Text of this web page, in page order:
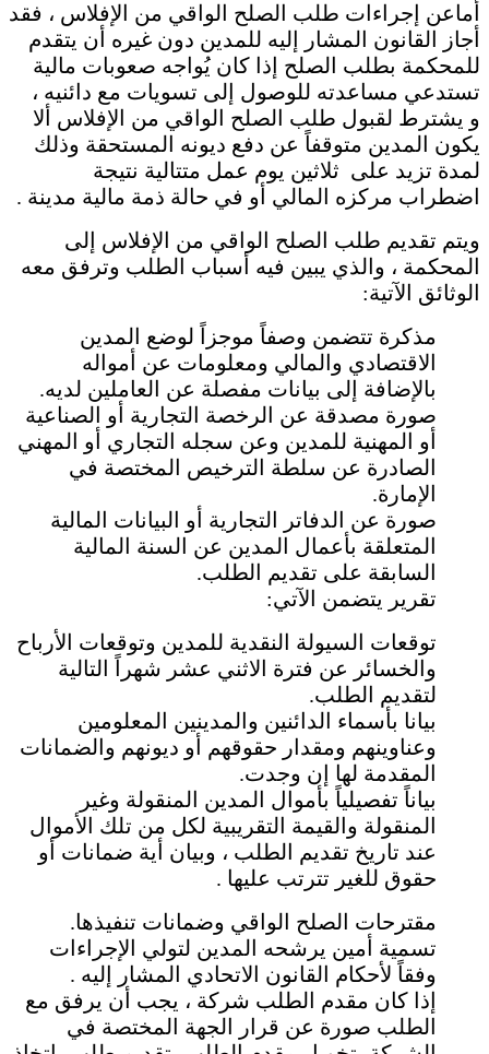
أماعن إجراءات طلب الصلح الواقي من الإفلاس ، فقد
أجاز القانون المشار إليه للمدين دون غيره أن يتقدم
للمحكمة بطلب الصلح إذا كان يُواجه صعوبات مالية
تستدعي مساعدته للوصول إلى تسويات مع دائنيه ،
و يشترط لقبول طلب الصلح الواقي من الإفلاس ألا
يكون المدين متوقفاً عن دفع ديونه المستحقة وذلك
لمدة تزيد على ثلاثين يوم عمل متتالية نتيجة
اضطراب مركزه المالي أو في حالة ذمة مالية مدينة .
ويتم تقديم طلب الصلح الواقي من الإفلاس إلى
المحكمة ، والذي يبين فيه أسباب الطلب وترفق معه
الوثائق الآتية:
مذكرة تتضمن وصفاً موجزاً لوضع المدين
الاقتصادي والمالي ومعلومات عن أمواله
بالإضافة إلى بيانات مفصلة عن العاملين لديه.
صورة مصدقة عن الرخصة التجارية أو الصناعية
أو المهنية للمدين وعن سجله التجاري أو المهني
الصادرة عن سلطة الترخيص المختصة في
الإمارة.
صورة عن الدفاتر التجارية أو البيانات المالية
المتعلقة بأعمال المدين عن السنة المالية
السابقة على تقديم الطلب.
تقرير يتضمن الآتي:
توقعات السيولة النقدية للمدين وتوقعات الأرباح
والخسائر عن فترة الاثني عشر شهراً التالية
لتقديم الطلب.
بيانا بأسماء الدائنين والمدينين المعلومين
وعناوينهم ومقدار حقوقهم أو ديونهم والضمانات
المقدمة لها إن وجدت.
بياناً تفصيلياً بأموال المدين المنقولة وغير
المنقولة والقيمة التقريبية لكل من تلك الأموال
عند تاريخ تقديم الطلب ، وبيان أية ضمانات أو
حقوق للغير تترتب عليها .
مقترحات الصلح الواقي وضمانات تنفيذها.
تسمية أمين يرشحه المدين لتولي الإجراءات
وفقاً لأحكام القانون الاتحادي المشار إليه .
إذا كان مقدم الطلب شركة ، يجب أن يرفق مع
الطلب صورة عن قرار الجهة المختصة في